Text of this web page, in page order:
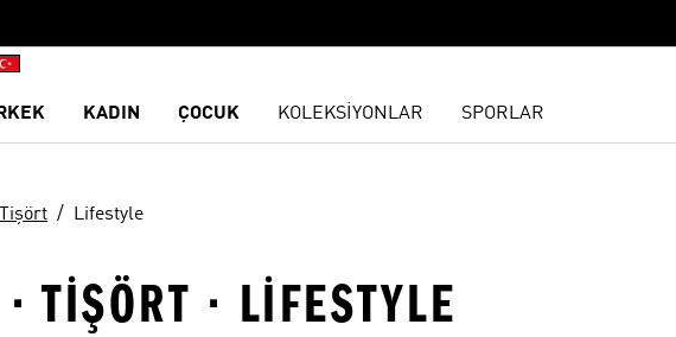
KADIN ÇOCUK KOLEKSİYONLAR SPORLAR
Tişört Lifestyle
TIŞÖRT · LIFESTYLE